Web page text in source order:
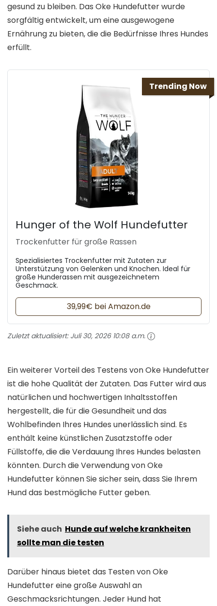
gesund zu bleiben. Das Oke Hundefutter wurde
sorgfältig entwickelt, um eine ausgewogene
Ernährung zu bieten, die die Bedürfnisse Ihres Hundes
erfüllt.
Trending Now
Hunger of the Wolf Hundefutter
Trockenfutter für große Rassen
Spezialisiertes Trockenfutter mit Zutaten zur
Unterstützung von Gelenken und Knochen. Ideal für
große Hunderassen mit ausgezeichnetem
Geschmack.
39,99€ bei Amazon.de
Zuletzt aktualisiert: Juli 30, 2026 10:08 a.m.
Ein weiterer Vorteil des Testens von Oke Hundefutter
ist die hohe Qualität der Zutaten. Das Futter wird aus
natürlichen und hochwertigen Inhaltsstoffen
hergestellt, die für die Gesundheit und das
Wohlbefinden Ihres Hundes unerlässlich sind. Es
enthält keine künstlichen Zusatzstoffe oder
Füllstoffe, die die Verdauung Ihres Hundes belasten
könnten. Durch die Verwendung von Oke
Hundefutter können Sie sicher sein, dass Sie Ihrem
Hund das bestmögliche Futter geben.
Siehe auch Hunde auf welche krankheiten
sollte man die testen
Darüber hinaus bietet das Testen von Oke
Hundefutter eine große Auswahl an
Geschmacksrichtungen. Jeder Hund hat